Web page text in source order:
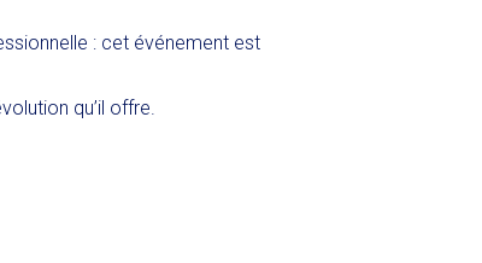
: cet événement est
qu’il offre.